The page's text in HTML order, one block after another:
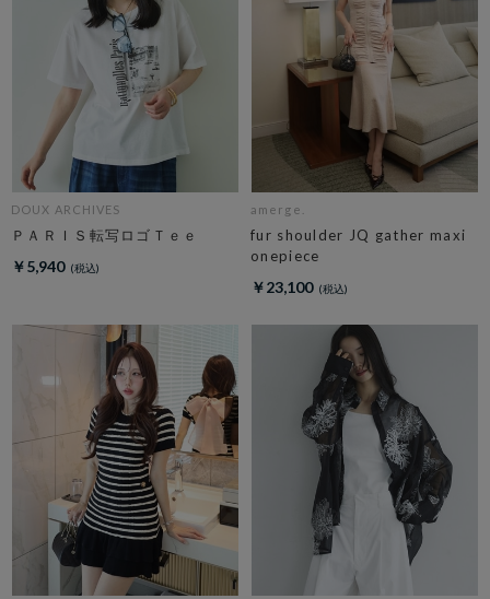
DOUX ARCHIVES
ＰＡＲＩＳ転写ロゴＴｅｅ
￥5,940
amerge.
fur shoulder JQ gather maxi
onepiece
￥23,100